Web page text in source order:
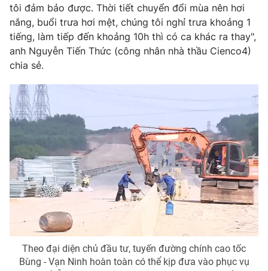
Thị trường
Tư vấn
Lịch phát sóng
Chuyên mục khác
Photo
Video Shorts video
VTV Money VTV Thể thao
VTV Sức khoẻ Bất động sản
Thị trường 24h Tấm lòng Việt
tôi đảm bảo được. Thời tiết chuyển đổi mùa nên hơi
nắng, buổi trưa hơi mệt, chúng tôi nghỉ trưa khoảng 1
tiếng, làm tiếp đến khoảng 10h thì có ca khác ra thay",
anh Nguyễn Tiến Thức (công nhân nhà thầu Cienco4)
chia sẻ.
Theo đại diện chủ đầu tư, tuyến đường chính cao tốc
Bùng - Vạn Ninh hoàn toàn có thể kịp đưa vào phục vụ